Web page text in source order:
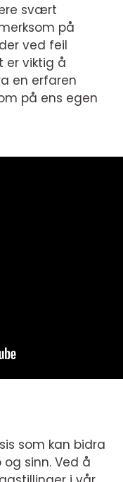
svært
på
ved feil
er viktig å
en erfaren
på ens egen
som kan bidra
sinn. Ved å